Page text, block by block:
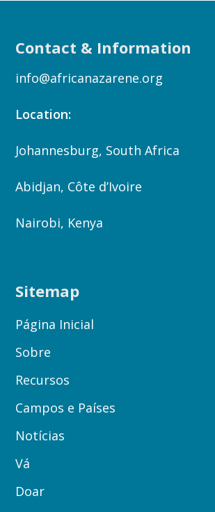
Contact & Information
info@africanazarene.org
Location:
Johannesburg, South Africa
Abidjan, Côte d’Ivoire
Nairobi, Kenya
Sitemap
Página Inicial
Sobre
Recursos
Campos e Países
Notícias
Vá
Doar